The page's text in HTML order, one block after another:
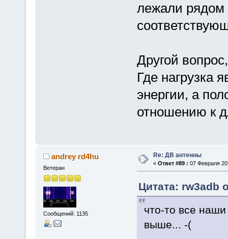
лежали рядом
Другой
Где нагрузка
энергии, а
отношению к
andrey rd4hu
Ветеран
Сообщений: 1135
Re: ДВ антенны
« Ответ #89 : 07 Февраля
Цитата: rw3adb
что-то все
выше... -(